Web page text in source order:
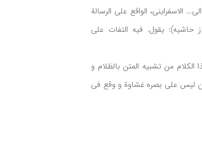
الاسفراینی، الواقع علی الرسالة
حاشیه): یقول. فیه التفات علی
من تشبیه المتن بالظلام و
لیس علی بصره غشاوة و وقع فی